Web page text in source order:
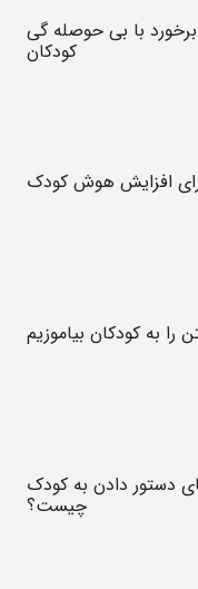
با بی حوصله گی
کودکان
افزایش هوش کودک
را به کودکان بیاموزیم
دستور دادن به کودک
چیست؟